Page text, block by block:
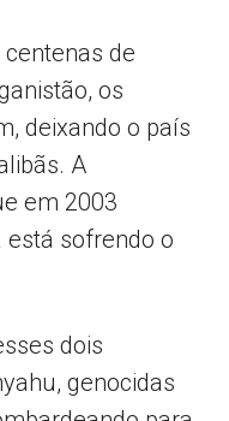
de
os
deixando o país
A
em 2003
sofrendo o
dois
genocidas